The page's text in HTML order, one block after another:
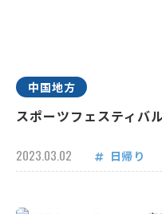
中国地方
スポーツフェスティバ
2023.03.02 日帰り